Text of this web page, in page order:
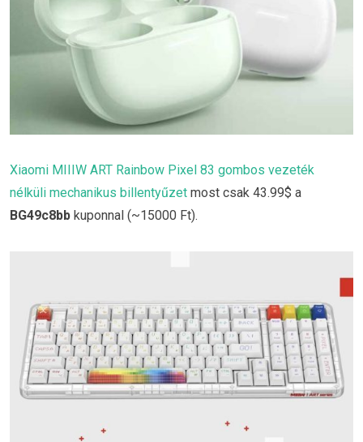
Xiaomi MIIIW ART Rainbow Pixel 83 gombos vezeték
nélküli mechanikus billentyűzet most csak 43.99$ a
BG49c8bb kuponnal (~15000 Ft).